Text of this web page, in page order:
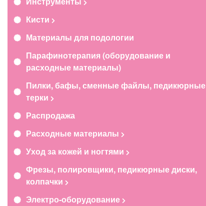
Кисти
Материалы для подологии
Парафинотерапия (оборудование и
расходные материалы)
Пилки, бафы, сменные файлы, педикюрные
терки
Распродажа
Расходные материалы
Уход за кожей и ногтями
Фрезы, полировщики, педикюрные диски,
колпачки
Электро-оборудование